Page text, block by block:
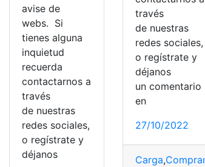
avise de
webs. Si
tienes alguna
inquietud
recuerda
contactarnos a
través
de nuestras
redes sociales,
o regístrate y
déjanos
través
de nuestras
redes sociales,
o regístrate y
déjanos
un comentario
en
27/10/2022
Carga,Comprar